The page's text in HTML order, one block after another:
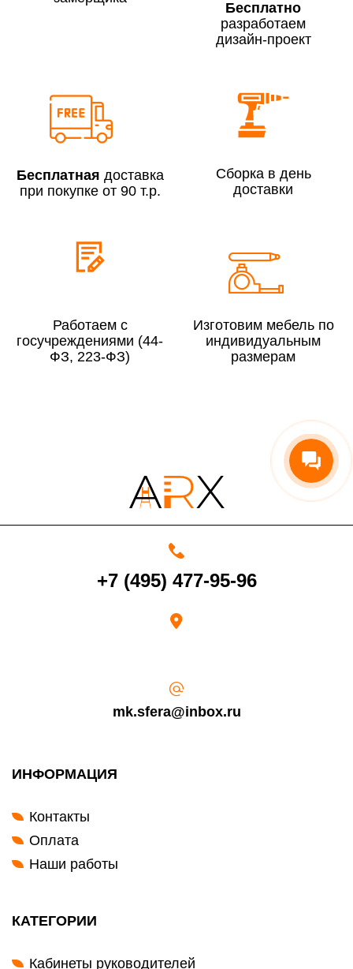
До 300 000 руб.
7% (но не менее 2 500 руб.)
Свыше 300 000 руб.
Свыше 300 000 руб.
Сборка в выходные дни и вечернее время:
По Москве
По Московской области
Срок возврата товара надлежащего качества составляет 30 дней с
счет в течение 5-30 рабочих дней (срок зависит от банка, который
Бесплатно
разработаем
дизайн-проект
Бесплатная доставка
при покупке от 90 т.р.
Сборка в день
доставки
Работаем с
госучреждениями (44-
ФЗ, 223-ФЗ)
Изготовим мебель по
индивидуальным
размерам
+7 (495) 477-95-96
mk.sfera@inbox.ru
ИНФОРМАЦИЯ
Контакты
Оплата
Наши работы
КАТЕГОРИИ
Кабинеты руководителей